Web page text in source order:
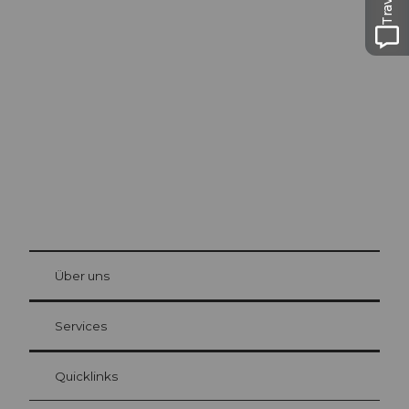
Gästekarte Luzern
Ihre Vorteile als Übernachtungsgast
at Bre
Über uns
Services
Quicklinks